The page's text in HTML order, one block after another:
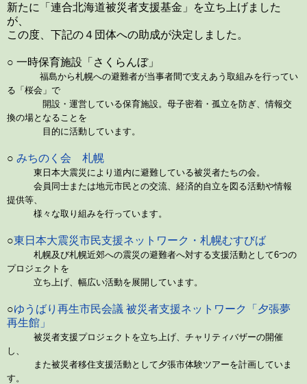
新たに「連合北海道被災者支援基金」を立ち上げました
が、
この度、下記の４団体への助成が決定しました。
○ 一時保育施設「さくらんぼ」
福島から札幌への避難者が当事者間で支えあう取組みを行ってい
る「桜会」で
開設・運営している保育施設。母子密着・孤立を防ぎ、情報交
換の場となることを
目的に活動しています。
○ みちのく会 札幌
東日本大震災により道内に避難している被災者たちの会。
会員同士または地元市民との交流、経済的自立を図る活動や情報
提供等、
様々な取り組みを行っています。
○東日本大震災市民支援ネットワーク・札幌むすびば
札幌及び札幌近郊への震災の避難者へ対する支援活動として6つの
プロジェクトを
立ち上げ、幅広い活動を展開しています。
○ゆうばり再生市民会議 被災者支援ネットワーク「夕張夢
再生館」
被災者支援プロジェクトを立ち上げ、チャリティバザーの開催
し、
また被災者移住支援活動として夕張市体験ツアーを計画していま
す。